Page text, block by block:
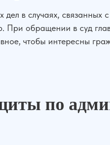
дел в случаях,
обращении в суд
чтобы интересны
по